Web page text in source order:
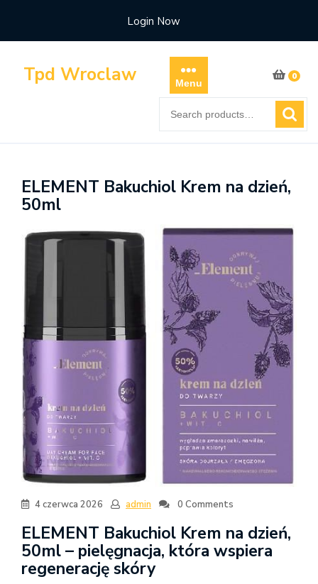
content
Login Now
Tpd Wroclaw Menu
0
for:
ELEMENT Bakuchiol Krem na dzień,
50ml
4 czerwca 2026 admin 0 Comments
ELEMENT Bakuchiol Krem na dzień,
50ml – pielęgnacja, która wspiera
regenerację skóry